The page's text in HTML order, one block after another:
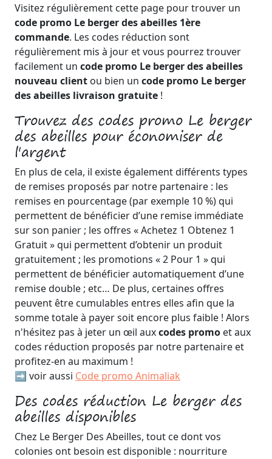
Visitez régulièrement cette page pour trouver un
code promo Le berger des abeilles 1ère
commande. Les codes réduction sont
régulièrement mis à jour et vous pourrez trouver
facilement un code promo Le berger des abeilles
nouveau client ou bien un code promo Le berger
des abeilles livraison gratuite !
Trouvez des codes promo Le berger
des abeilles pour économiser de
l'argent
En plus de cela, il existe également différents types
de remises proposés par notre partenaire : les
remises en pourcentage (par exemple 10 %) qui
permettent de bénéficier d’une remise immédiate
sur son panier ; les offres « Achetez 1 Obtenez 1
Gratuit » qui permettent d’obtenir un produit
gratuitement ; les promotions « 2 Pour 1 » qui
permettent de bénéficier automatiquement d’une
remise double ; etc… De plus, certaines offres
peuvent être cumulables entres elles afin que la
somme totale à payer soit encore plus faible ! Alors
n'hésitez pas à jeter un œil auxcodes promo et aux
codes réduction proposés par notre partenaire et
profitez-en au maximum !
➡️ voir aussi Code promo Animaliak
Des codes réduction Le berger des
abeilles disponibles
Chez Le Berger Des Abeilles, tout ce dont vos
colonies ont besoin est disponible : nourriture